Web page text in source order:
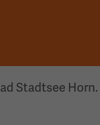
Stadtsee Horn.